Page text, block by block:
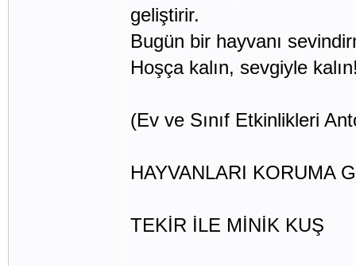
geliştirir.
Bugün bir hayvanı
Hoşça kalın, sevgiyle
(Ev ve Sınıf Etkinlikleri
HAYVANLARI KORUMA
TEKİR İLE MİNİK KUŞ